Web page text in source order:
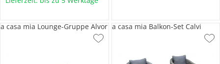
a casa mia Lounge-Gruppe Alvor a casa mia Balkon-Set Calvi